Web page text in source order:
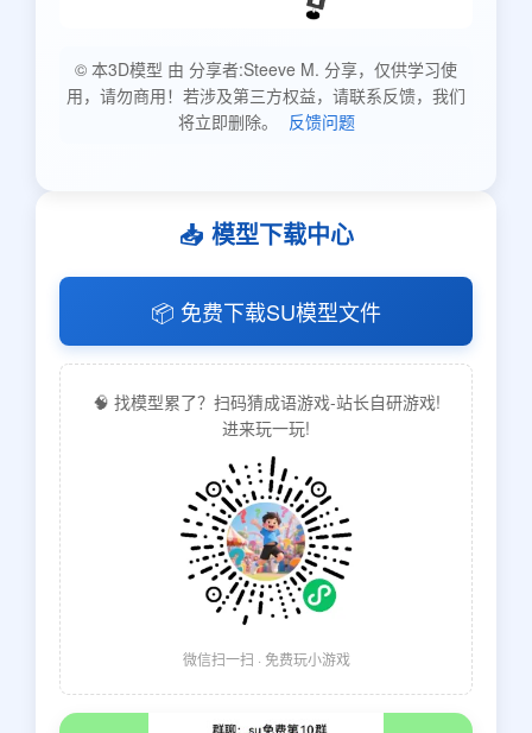
© 本3D模型 由 分享者:Steeve M. 分享，仅供学习使
用，请勿商用！若涉及第三方权益，请联系反馈，我们
将立即删除。
反馈问题
📥 模型下载中心
📦 免费下载SU模型文件
🧠 找模型累了？扫码猜成语游戏-站长自研游戏!
进来玩一玩!
微信扫一扫 · 免费玩小游戏